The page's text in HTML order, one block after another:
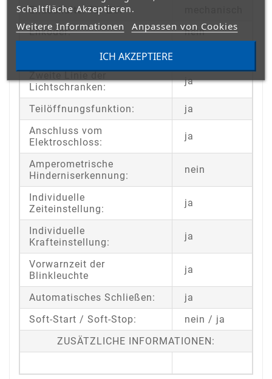
Endschalter für ZU:
Enkoder:
nein
STEUERUNGSFUNKTIONEN:
Lichtschranken:
ja
Teilöffnungsfunktion:
ja
Anschluss vom
Elektroschloss:
ja
Amperometrische
Hinderniserkennung:
nein
Individuelle
Zeiteinstellung:
ja
Individuelle
Krafteinstellung:
ja
Vorwarnzeit der
Blinkleuchte
ja
Automatisches Schließen:
ja
Soft-Start / Soft-Stop:
nein / ja
ZUSÄTZLICHE INFORMATIONEN:
Schaltfläche Akzeptieren.
Weitere Informationen Anpassen von Cookies
ICH AKZEPTIERE